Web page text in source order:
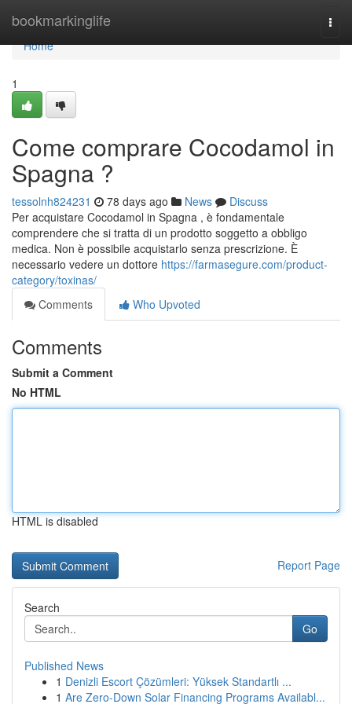
bookmarkinglife
Home
Home
1
Come comprare Cocodamol in
Spagna ?
tessolnh824231 78 days ago News
Discuss
Per acquistare Cocodamol in Spagna , è fondamentale
comprendere che si tratta di un prodotto soggetto a obbligo
medica. Non è possibile acquistarlo senza prescrizione. È
necessario vedere un dottore https://farmasegure.com/product-
category/toxinas/
Comments
Who Upvoted
Comments
Submit a Comment
No HTML
HTML is disabled
Report Page
Search
Go
Published News
1 Denizli Escort Çözümleri: Yüksek Standartlı ...
1 Are Zero-Down Solar Financing Programs Availabl...